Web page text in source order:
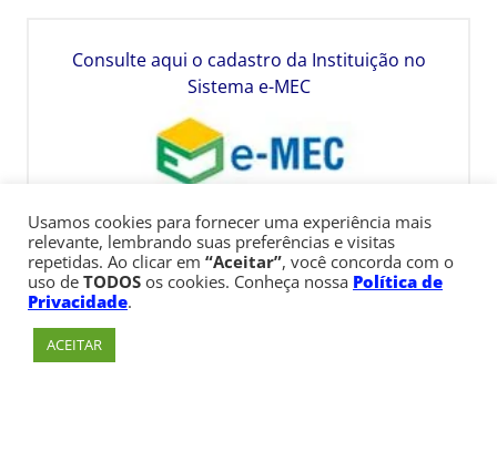
Consulte aqui o cadastro da Instituição no
Sistema e-MEC
Usamos cookies para fornecer uma experiência mais
relevante, lembrando suas preferências e visitas
repetidas. Ao clicar em “Aceitar”, você concorda com o
uso de TODOS os cookies. Conheça nossa Política de
Privacidade.
ACEITAR